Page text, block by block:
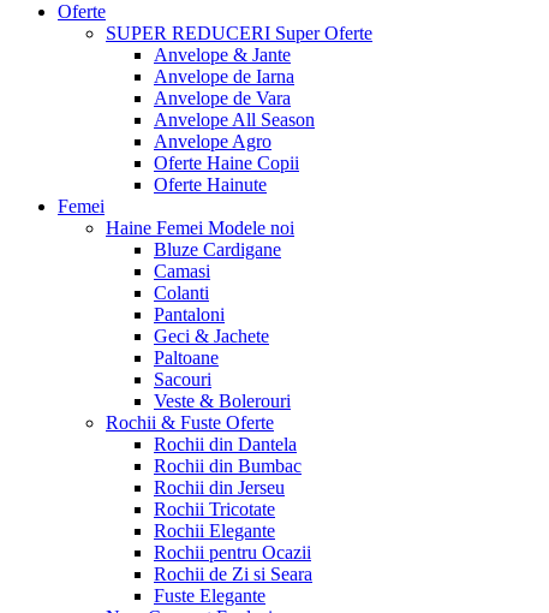
Oferte
SUPER REDUCERI Super Oferte
Anvelope & Jante
Anvelope de Iarna
Anvelope de Vara
Anvelope All Season
Anvelope Agro
Oferte Haine Copii
Oferte Hainute
Femei
Haine Femei Modele noi
Bluze Cardigane
Camasi
Colanti
Pantaloni
Geci & Jachete
Paltoane
Sacouri
Veste & Bolerouri
Rochii & Fuste Oferte
Rochii din Dantela
Rochii din Bumbac
Rochii din Jerseu
Rochii Tricotate
Rochii Elegante
Rochii pentru Ocazii
Rochii de Zi si Seara
Fuste Elegante